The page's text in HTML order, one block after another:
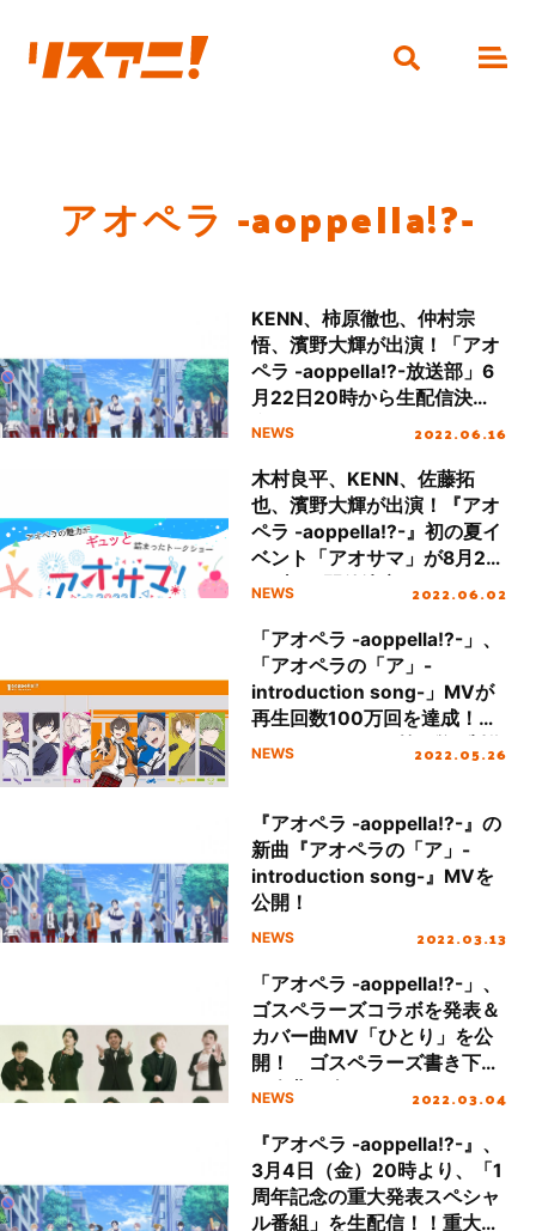
アオペラ -aoppella!?-
KENN、柿原徹也、仲村宗
悟、濱野大輝が出演！「アオ
ペラ -aoppella!?-放送部」6
月22日20時から生配信決
定！
NEWS 2022.06.16
木村良平、KENN、佐藤拓
也、濱野大輝が出演！『アオ
ペラ -aoppella!?-』初の夏イ
ベント「アオサマ」が8月27
日(土)に開催決定！
NEWS 2022.06.02
「アオペラ -aoppella!?-」、
「アオペラの「ア」-
introduction song-」MVが
再生回数100万回を達成！
J-POPカバーMV第3弾の制作
NEWS 2022.05.26
『アオペラ -aoppella!?-』の
新曲『アオペラの「ア」-
introduction song-』MVを
公開！
NEWS 2022.03.13
「アオペラ -aoppella!?-」、
ゴスペラーズコラボを発表＆
カバー曲MV「ひとり」を公
開！ ゴスペラーズ書き下ろ
し楽曲を含む1stアルバムの
NEWS 2022.03.04
『アオペラ -aoppella!?-』、
3月4日（金）20時より、「1
周年記念の重大発表スペシャ
ル番組」を生配信！！重大発